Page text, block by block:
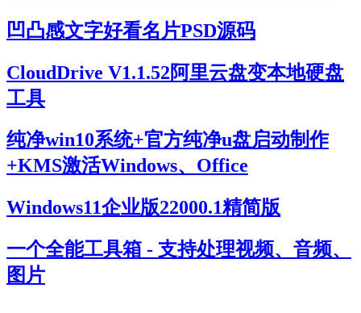
凹凸感文字好看名片PSD源码
CloudDrive V1.1.52阿里云盘变本地硬盘
工具
纯净win10系统+官方纯净u盘启动制作
+KMS激活Windows、Office
Windows11企业版22000.1精简版
一个全能工具箱 - 支持处理视频、音频、
图片